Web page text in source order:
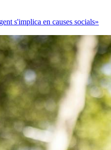
s'implica en causes socials»